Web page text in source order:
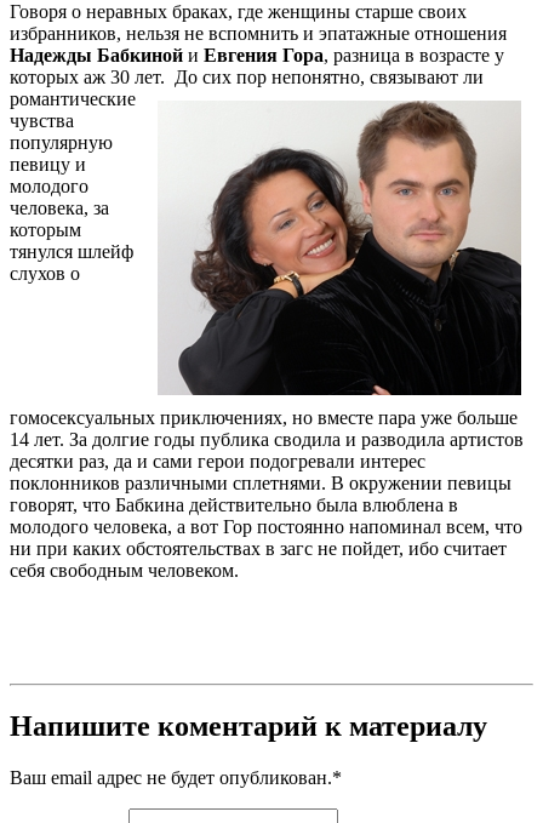
Говоря о неравных браках, где женщины старше своих
избранников, нельзя не вспомнить и эпатажные отношения
Надежды Бабкиной и Евгения Гора, разница в возрасте у
которых аж 30 лет. До сих пор непонятно, связывают ли
романтические
чувства
популярную
певицу и
молодого
человека, за
которым
тянулся шлейф
слухов о
гомосексуальных приключениях, но вместе пара уже больше
14 лет. За долгие годы публика сводила и разводила артистов
десятки раз, да и сами герои подогревали интерес
поклонников различными сплетнями. В окружении певицы
говорят, что Бабкина действительно была влюблена в
молодого человека, а вот Гор постоянно напоминал всем, что
ни при каких обстоятельствах в загс не пойдет, ибо считает
себя свободным человеком.
Напишите коментарий к материалу
Ваш email адрес не будет опубликован.*